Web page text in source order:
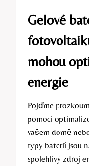
Gelové
mohou
energie
Pojďme
pomoci
vašem domě
typy baterií jsou
spolehlivý zdroj